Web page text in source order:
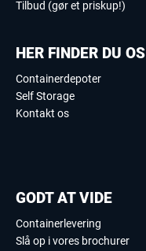
Tilbud (gør et priskup!)
HER FINDER DU OS
Containerdepoter
Self Storage
Kontakt os
GODT AT VIDE
Containerlevering
Slå op i vores brochurer